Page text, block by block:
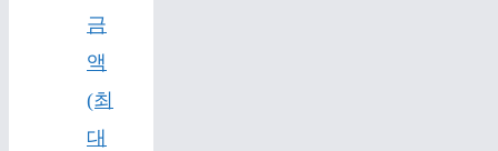
금
액
(최
대